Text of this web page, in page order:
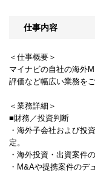
仕事内容
＜仕事概要＞
マイナビの自社の海外
評価など幅広い業務を
＜業務詳細＞
■財務／投資判断
・海外子会社および投
定。
・海外投資・出資案件
・M&Aや提携案件のデ